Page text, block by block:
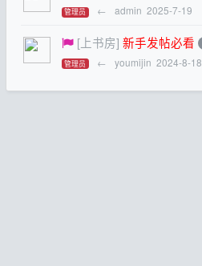
管理员 ← admin 2025-7-19
[上书房] 新手发帖必看
管理员 ← youmijin 2024-8-18